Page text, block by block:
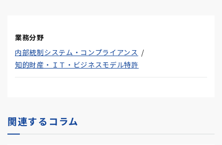
業務分野
内部統制システム・コンプライアンス
知的財産・ＩＴ・ビジネスモデル特許
関連するコラム